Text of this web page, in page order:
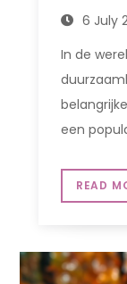
6 July
In de
een
READ